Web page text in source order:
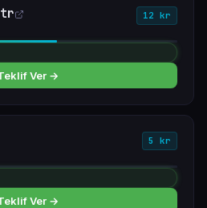
12 kr
Ver →
5 kr
Ver →